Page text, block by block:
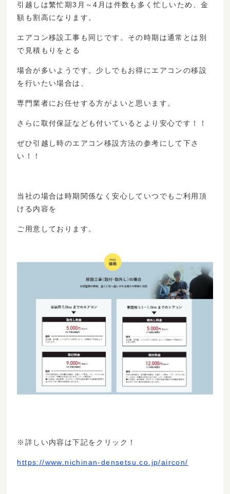
引越しは繁忙期3月～4月は件数も多く忙しいため、金
額も割高になります。
エアコン移設工事も同じです。その時期は通常とは別
で見積もりをとる
場合が多いようです。少しでもお得にエアコンの移設
を行いたい場合は、
専門業者にお任せする方がよいと思います。
さらに取付保証なども付いているとより安心です！！
ぜひ引越し時のエアコン移設方法の参考にして下さ
い！！
当社の場合は時期関係なく安心していつでもご利用頂
ける内容を
ご用意しております。
※詳しい内容は下記をクリック！
https://www.nichinan-densetsu.co.jp/aircon/